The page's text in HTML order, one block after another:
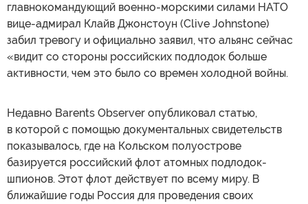
главнокомандующий военно-морскими силами НАТО
вице-адмирал Клайв Джонстоун (Clive Johnstone)
забил тревогу и официально заявил, что альянс сейчас
«видит со стороны российских подлодок больше
активности, чем это было со времен холодной войны.
Недавно Barents Observer опубликовал статью,
в которой с помощью документальных свидетельств
показывалось, где на Кольском полуострове
базируется российский флот атомных подлодок-
шпионов. Этот флот действует по всему миру. В
ближайшие годы Россия для проведения своих